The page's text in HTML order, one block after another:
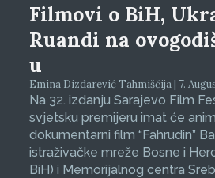
Filmovi o BiH,
Ruandi na
u
Emina Dizdarević Tahmiščija | 7.
Na 32. izdanju Sarajevo Film
svjetsku premijeru imat će
dokumentarni film “Fahrudin”
istraživačke mreže Bosne i
BiH) i Memorijalnog centra